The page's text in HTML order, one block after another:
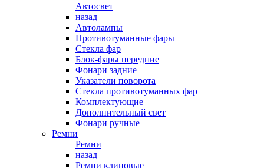
Автосвет
назад
Автолампы
Противотуманные фары
Стекла фар
Блок-фары передние
Фонари задние
Указатели поворота
Стекла противотуманных фар
Комплектующие
Дополнительный свет
Фонари ручные
Ремни
Ремни
назад
Ремни клиновые